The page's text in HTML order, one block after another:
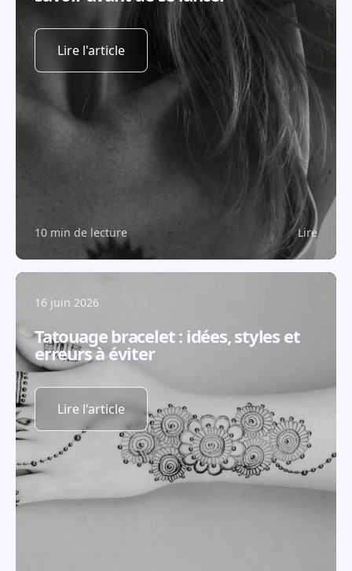
Lire l'article
10 min de lecture Lire
16 juin 2026
Tatouage bracelet : idées, styles et
erreurs à éviter
Lire l'article